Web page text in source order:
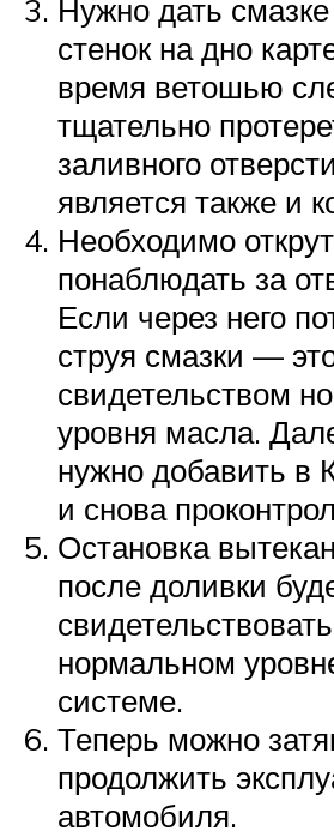
Нужно дать
стенок на дно
время ветошью
тщательно
заливного
является также и
Необходимо
понаблюдать за
Если через него
струя смазки —
свидетельством
уровня масла.
нужно добавить в
и снова
Остановка
после доливки
нормальном
системе.
Теперь можно
продолжить
автомобиля.